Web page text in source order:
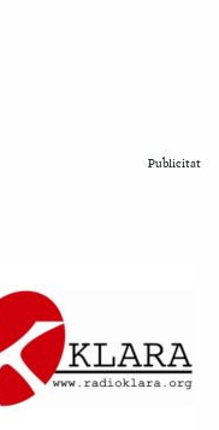
Publicitat